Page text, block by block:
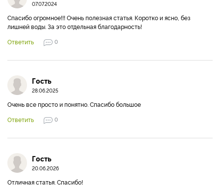
07.07.2024
Спасибо огромное!!! Очень полезная статья. Коротко и ясно, без
лишней воды. За это отдельная благодарность!
Ответить
0
Гость
28.06.2025
Очень все просто и понятно. Спасибо большое
Ответить
0
Гость
20.06.2026
Отличная статья. Спасибо!